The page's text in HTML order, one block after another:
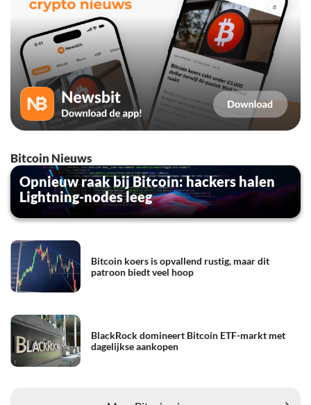
Bitcoin Nieuws
Opnieuw raak bij Bitcoin: hackers halen
Lightning-nodes leeg
Bitcoin koers is opvallend rustig, maar dit
patroon biedt veel hoop
BlackRock domineert Bitcoin ETF-markt met
dagelijkse aankopen